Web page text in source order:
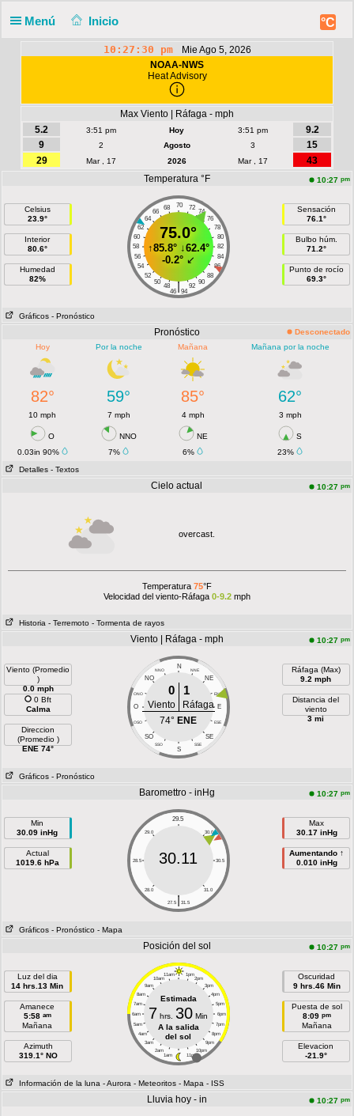
Menú Inicio °C
10:27:30 pm
Mie Ago 5, 2026
NOAA-NWS
Heat Advisory
Max Viento | Ráfaga - mph
5.2
3:51 pm Hoy 3:51 pm
9.2
9
2 Agosto 3
15
29
Mar , 17 2026 Mar , 17
43
Temperatura °F
10:27 pm
Celsius
23.9°
Interior
80.6°
Humedad
82%
70
68 72
66
74
64
76
62
78
60
80
58
82
56
84
54
86
52
88
50
90
48 92
|
46 94
75.0°
↑85.8°↓62.4°
-0.2°↙
Sensación
76.1°
Bulbo húm.
71.2°
Punto de rocío
69.3°
Gráficos - Pronóstico
Pronóstico
Desconectado
Hoy
Por la noche Mañana Mañana por la noche
82° 59° 85° 62°
10 mph 7 mph 4 mph 3 mph
O NNO NE
S
0.03in 90%
7% 6%
23%
Detalles - Textos
Cielo actual 10:27 pm
overcast.
Temperatura 75°F
Velocidad del viento-Ráfaga 0-9.2mph
Historia - Terremoto - Tormenta de rayos
Viento | Ráfaga - mph 10:27 pm
Viento (Promedio
)
0.0 mph
0 Bft
Calma
Direccion
(Promedio )
ENE 74°
N
NNO NNE
NO NE
ONO ENE
O E
OSO ESE
SO SE
SSO SSE
S
0 1
Viento
Ráfaga
74° ENE
Ráfaga (Max)
9.2 mph
Distancia del
viento
3 mi
Gráficos - Pronóstico
Baromettro - inHg 10:27 pm
Min
30.09 inHg
Actual
1019.6 hPa
29.5
29.0 30.0
28.5 30.5
28.0 31.0
|
27.5 31.5
30.11
Max
30.17 inHg
Aumentando ↑
0.010 inHg
Gráficos - Pronóstico - Mapa
Posición del sol 10:27 pm
Luz del dia
14 hrs.13 Min
Amanece
5:58 am
Mañana
Azimuth
319.1° NO
11am 1pm
10am 2pm
9am 3pm
8am 4pm
7am 5pm
6am 6pm
5am 7pm
4am 8pm
3am 9pm
2am 10pm
1am 11pm
Estimada
7 hrs. 30 Min
A la salida
del sol
Oscuridad
9 hrs.46 Min
Puesta de sol
8:09 pm
Mañana
Elevacion
-21.9°
Información de la luna - Aurora - Meteoritos - Mapa - ISS
Lluvia hoy - in 10:27 pm